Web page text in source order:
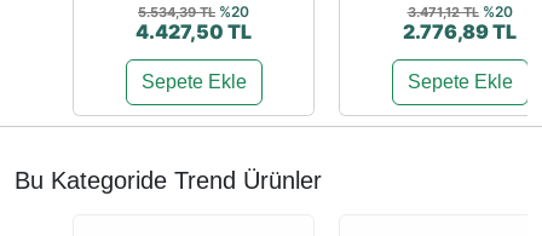
5.534,39 TL %20
4.427,50 TL
Sepete Ekle
3.471,12 TL %20
2.776,89 TL
Sepete Ekle
Bu Kategoride Trend Ürünler